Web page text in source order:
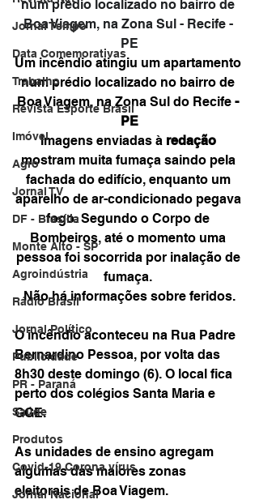
Jornal Tempo
Data Comemorativas
Trabalho
Revista Esporte Brasil
Imóvel
Agro
Jornal TV
DF - Brasília
Monte Alto - SP
Agroindústria
Rádio Brasil
Jornal Político
Publicidade
PR - Paraná
Saúde
Produtos
Covid-19 Corona vírus
Jornal Nacional
num prédio localizado no bairro de
Boa Viagem, na Zona Sul - Recife -
PE
Um incêndio atingiu um apartamento
num prédio localizado no bairro de
Boa Viagem, na Zona Sul do Recife -
PE
Imagens enviadas à redação
mostram muita fumaça saindo pela
fachada do edifício, enquanto um
aparelho de ar-condicionado pegava
fogo. Segundo o Corpo de
Bombeiros, até o momento uma
pessoa foi socorrida por inalação de
fumaça.
Não há informações sobre feridos.
O incêndio aconteceu na Rua Padre
Bernardino Pessoa, por volta das
8h30 deste domingo (6). O local fica
perto dos colégios Santa Maria e
GGE.
As unidades de ensino agregam
algumas das maiores zonas
eleitorais de Boa Viagem.